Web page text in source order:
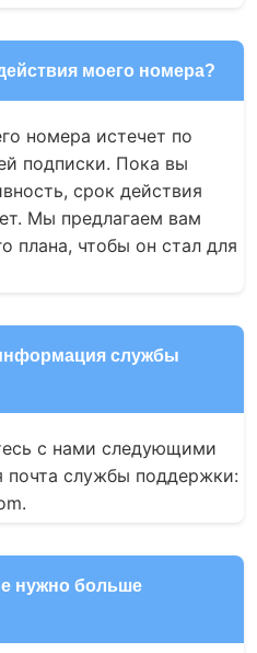
моего номера?
номера истечет по
подписки. Пока вы
срок действия
Мы предлагаем вам
плана, чтобы он стал для
службы
с нами следующими
почта службы поддержки:
нужно больше